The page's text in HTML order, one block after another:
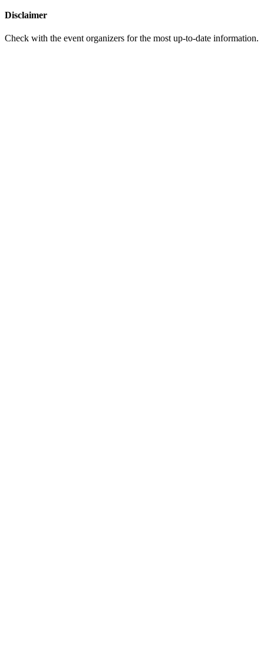
Disclaimer
Check with the event organizers for the most up-to-date information.